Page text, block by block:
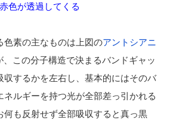
赤色が透過してくる
色素の主なものは上図のアントシアニ
、この分子構造で決まるバンドギャッ
収するかを左右し、基本的にはそのバ
ネルギーを持つ光が全部差っ引かれる
何も反射せず全部吸収すると真っ黒